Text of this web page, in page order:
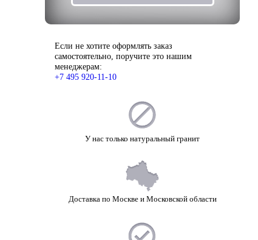
Если не хотите оформлять заказ
самостоятельно, поручите это нашим
менеджерам:
+7 495 920-11-10
У нас только натуральный гранит
Доставка по Москве и Московской области